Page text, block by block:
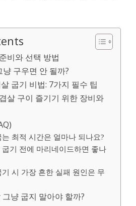
비와 선택 방법
구우면 안 될까?
굽기 비법: 7가지 필수 팁
살 구이 즐기기 위한 장비와
최적 시간은 얼마나 되나요?
굽기 전에 마리네이드하면 좋나
시 가장 흔한 실패 원인은 무
냥 굽지 말아야 할까?